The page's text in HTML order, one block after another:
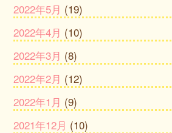
2022年5月 (19)
2022年4月 (10)
2022年3月 (8)
2022年2月 (12)
2022年1月 (9)
2021年12月 (10)